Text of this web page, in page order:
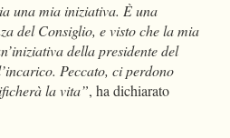
una mia iniziativa. È una
del Consiglio, e visto che la mia
della presidente del
Peccato, ci perdono
la vita”, ha dichiarato